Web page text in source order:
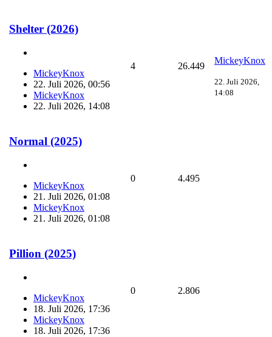
Shelter (2026)
MickeyKnox
22. Juli 2026, 00:56
MickeyKnox
22. Juli 2026, 14:08
4 26.449
MickeyKnox
22. Juli 2026,
14:08
Normal (2025)
MickeyKnox
21. Juli 2026, 01:08
MickeyKnox
21. Juli 2026, 01:08
0 4.495
Pillion (2025)
MickeyKnox
18. Juli 2026, 17:36
MickeyKnox
18. Juli 2026, 17:36
0 2.806